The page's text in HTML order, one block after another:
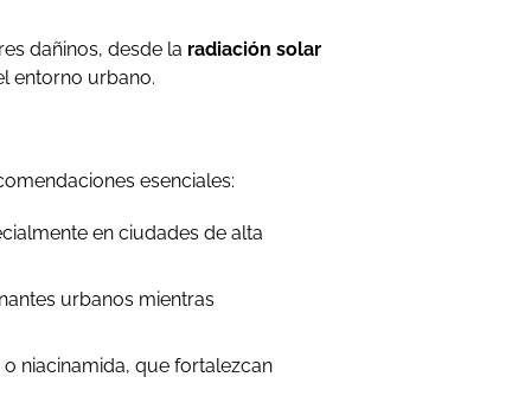
dañinos, desde la radiación solar
entorno urbano.
esenciales:
en ciudades de alta
urbanos mientras
niacinamida, que fortalezcan